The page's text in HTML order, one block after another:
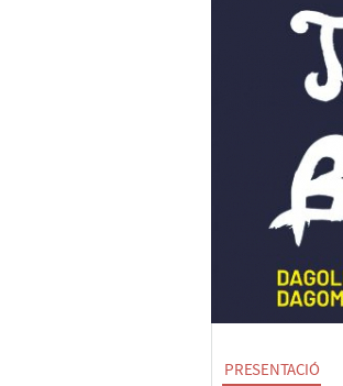
PRESENTACIÓ